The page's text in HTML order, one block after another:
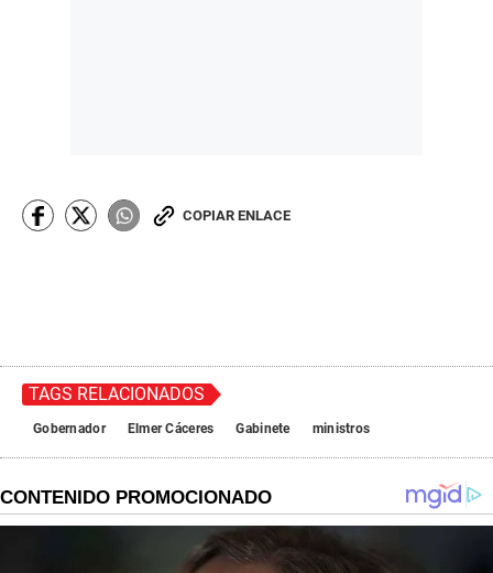
COPIAR ENLACE
TAGS RELACIONADOS
Gobernador Elmer Cáceres Gabinete ministros